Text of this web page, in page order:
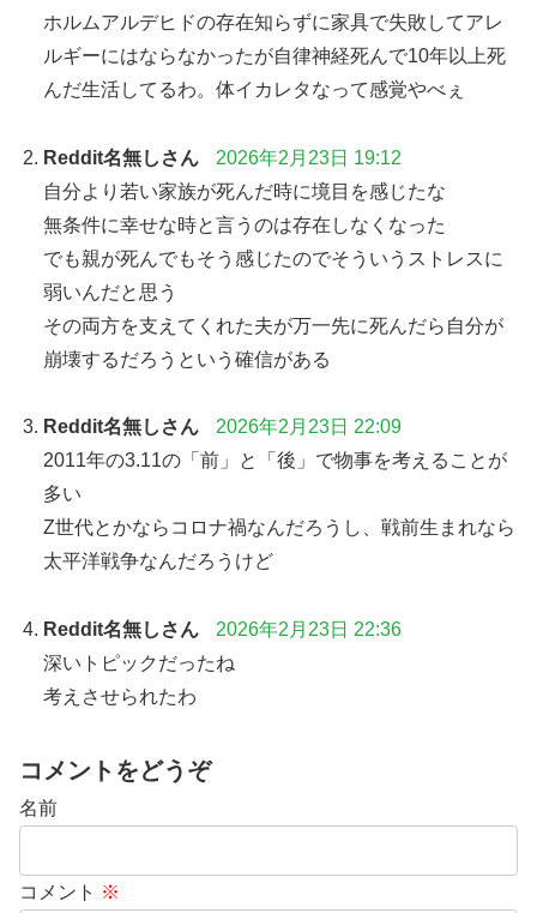
ホルムアルデヒドの存在知らずに家具で失敗してアレ
ルギーにはならなかったが自律神経死んで10年以上死
んだ生活してるわ。体イカレタなって感覚やべぇ
Reddit名無しさん
2026年2月23日 19:12
自分より若い家族が死んだ時に境目を感じたな
無条件に幸せな時と言うのは存在しなくなった
でも親が死んでもそう感じたのでそういうストレスに
弱いんだと思う
その両方を支えてくれた夫が万一先に死んだら自分が
崩壊するだろうという確信がある
Reddit名無しさん
2026年2月23日 22:09
2011年の3.11の「前」と「後」で物事を考えることが
多い
Z世代とかならコロナ禍なんだろうし、戦前生まれなら
太平洋戦争なんだろうけど
Reddit名無しさん
2026年2月23日 22:36
深いトピックだったね
考えさせられたわ
コメントをどうぞ
名前
コメント ※